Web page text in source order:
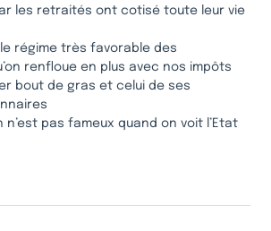
les retraités ont cotisé toute leur vie
régime très favorable des
renfloue en plus avec nos impôts
bout de gras et celui de ses
n’est pas fameux quand on voit l’Etat